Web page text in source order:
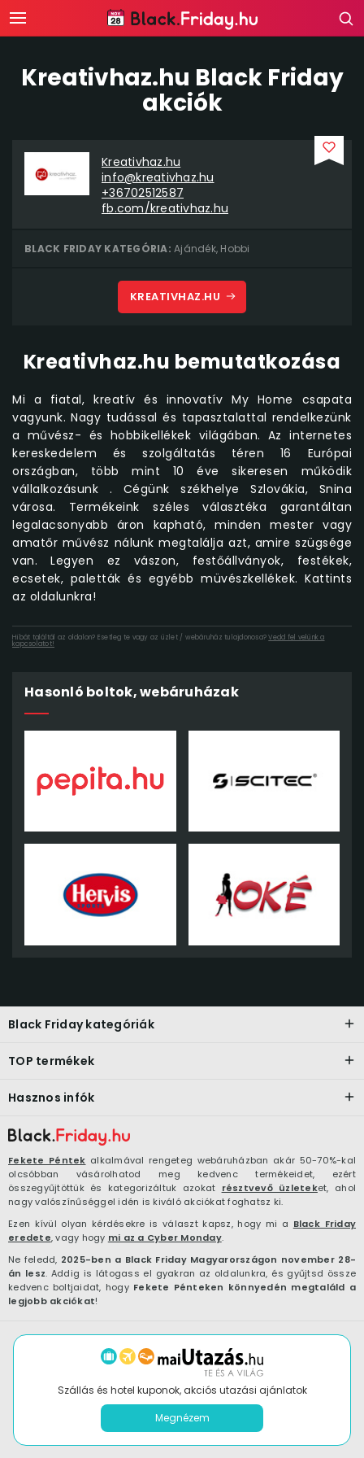
Kreativhaz.hu Black Friday
akciók
Kreativhaz.hu
info@kreativhaz.hu
+36702512587
fb.com/kreativhaz.hu
BLACK FRIDAY KATEGÓRIA: Ajándék, Hobbi
KREATIVHAZ.HU
Kreativhaz.hu bemutatkozása
Mi a fiatal, kreatív és innovatív My Home csapata
vagyunk. Nagy tudással és tapasztalattal rendelkezünk
a művész- és hobbikellékek világában. Az internetes
kereskedelem és szolgáltatás téren 16 Európai
országban, több mint 10 éve sikeresen működik
vállalkozásunk . Cégünk székhelye Szlovákia, Snina
városa. Termékeink széles választéka garantáltan
legalacsonyabb áron kapható, minden mester vagy
amatőr művész nálunk megtalálja azt, amire szügsége
van. Legyen ez vászon, festőállványok, festékek,
ecsetek, paletták és egyébb müvészkellékek. Kattints
az oldalunkra!
Hibát találtál az oldalon? Esetleg te vagy az üzlet / webáruház tulajdonosa?Vedd fel velünk a
kapcsolatot!
Hasonló boltok, webáruházak
Fekete Péntek alkalmával rengeteg webáruházban akár 50-70%-kal
olcsóbban vásárolhatod meg kedvenc termékeidet, ezért
összegyűjtöttük és kategorizáltuk azokat résztvevő üzleteket, ahol
nagy valószínűséggel idén is kiváló akciókat foghatsz ki.
Ezen kívül olyan kérdésekre is választ kapsz, hogy mi a Black Friday
eredete, vagy hogy mi az a Cyber Monday.
Ne feledd, 2025-ben a Black Friday Magyarországon november 28-
án lesz. Addig is látogass el gyakran az oldalunkra, és gyűjtsd össze
kedvenc boltjaidat, hogy Fekete Pénteken könnyedén megtaláld a
legjobb akciókat!
Black Friday kategóriák
TOP termékek
Hasznos infók
Szállás és hotel kuponok, akciós utazási ajánlatok
Megnézem